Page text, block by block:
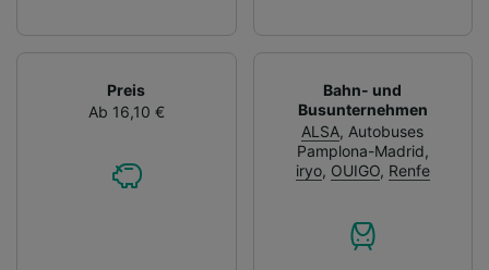
Preis
Ab 16,10 €
Bahn- und
Busunternehmen
ALSA, Autobuses
Pamplona-Madrid,
iryo, OUIGO, Renfe